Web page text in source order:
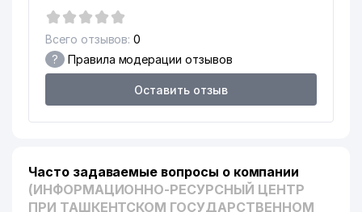
НАЦИОНАЛЬНЫЙ
УЗБЕКИСТАНА
им. КАРЫ НИЯЗОВА
14 ОТДЕЛЕНИЕ СВЯЗИ № 35 947 м
16 HAMROH LOYIHA INVEST ООО 994 м
Всего отзывов: 0
? Правила модерации отзывов
Оставить отзыв
Часто задаваемые вопросы о компании
(ИНФОРМАЦИОННО-РЕСУРСНЫЙ ЦЕНТР
ПРИ ТАШКЕНТСКОМ ГОСУДАРСТВЕННОМ